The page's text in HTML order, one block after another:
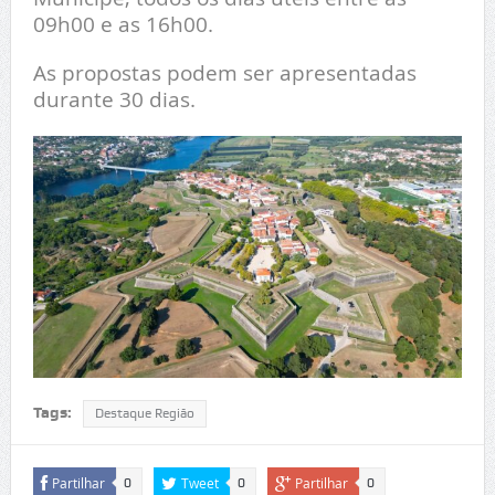
09h00 e as 16h00.
As propostas podem ser apresentadas
durante 30 dias.
Tags: Destaque Região
Partilhar 0 Tweet 0 Partilhar 0